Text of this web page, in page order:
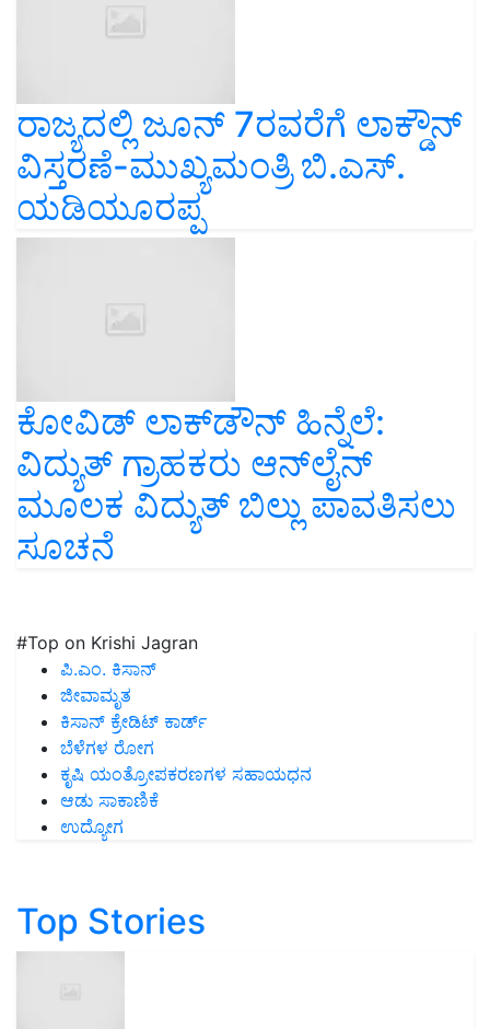
ರಾಜ್ಯದಲ್ಲಿ ಜೂನ್ 7ರವರೆಗೆ ಲಾಕ್ಡೌನ್
ವಿಸ್ತರಣೆ-ಮುಖ್ಯಮಂತ್ರಿ ಬಿ.ಎಸ್.
ಯಡಿಯೂರಪ್ಪ
ಕೋವಿಡ್ ಲಾಕ್‌ಡೌನ್ ಹಿನ್ನೆಲೆ:
ವಿದ್ಯುತ್ ಗ್ರಾಹಕರು ಆನ್‌ಲೈನ್
ಮೂಲಕ ವಿದ್ಯುತ್ ಬಿಲ್ಲು ಪಾವತಿಸಲು
ಸೂಚನೆ
#Top on Krishi Jagran
ಪಿ.ಎಂ. ಕಿಸಾನ್
ಜೀವಾಮೃತ
ಕಿಸಾನ್ ಕ್ರೇಡಿಟ್ ಕಾರ್ಡ್
ಬೆಳೆಗಳ ರೋಗ
ಕೃಷಿ ಯಂತ್ರೋಪಕರಣಗಳ ಸಹಾಯಧನ
ಆಡು ಸಾಕಾಣಿಕೆ
ಉದ್ಯೋಗ
Top Stories